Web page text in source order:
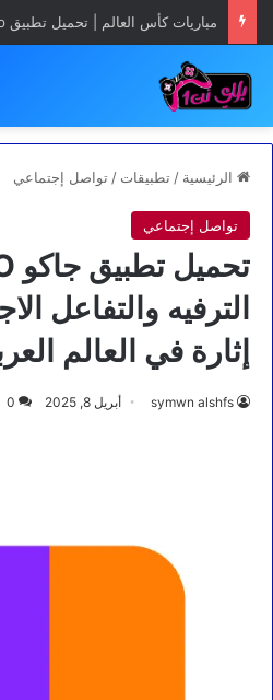
مباريات كأس العالم | تحميل تطبيق Yacine TV App مجانا
الرئيسية / تطبيقات / تواصل إجتماعي
تواصل إجتماعي
الترفيه والتفاعل
إثارة في العالم
symwn alshfs أبريل 8, 2025 0